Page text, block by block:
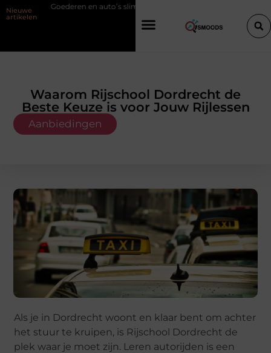
Nieuwe
artikelen
auto’s slim verplaatsen met twee liften naast elkaar
Waarom Rijschool Dordrecht de
Beste Keuze is voor Jouw Rijlessen
Aanbiedingen
Als je in Dordrecht woont en klaar bent om achter
het stuur te kruipen, is Rijschool Dordrecht de
plek waar je moet zijn. Leren autorijden is een